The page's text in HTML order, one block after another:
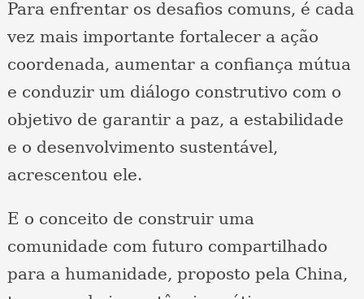
Para enfrentar os desafios comuns, é cada
vez mais importante fortalecer a ação
coordenada, aumentar a confiança mútua
e conduzir um diálogo construtivo com o
objetivo de garantir a paz, a estabilidade
e o desenvolvimento sustentável,
acrescentou ele.
E o conceito de construir uma
comunidade com futuro compartilhado
para a humanidade, proposto pela China,